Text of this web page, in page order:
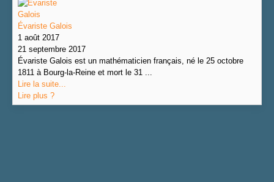
Évariste Galois
1 août 2017
21 septembre 2017
Évariste Galois est un mathématicien français, né le 25 octobre
1811 à Bourg-la-Reine et mort le 31 ...
Lire la suite...
Lire plus ?